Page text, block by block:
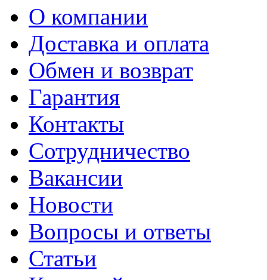
О компании
Доставка и оплата
Обмен и возврат
Гарантия
Контакты
Сотрудничество
Вакансии
Новости
Вопросы и ответы
Статьи